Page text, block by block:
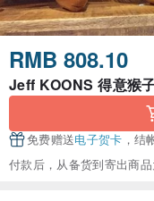
RMB 808.10
Jeff KOONS 得意猴
免费赠送电子贺卡 ，结
付款后，从备货到寄出商